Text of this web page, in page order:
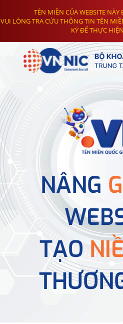
TÊN MIỀN CỦA WEBSITE
VUI LÒNG TRA CỨU THÔNG TIN TÊN
KÝ ĐỂ THỰC
NÂNG
TẠO